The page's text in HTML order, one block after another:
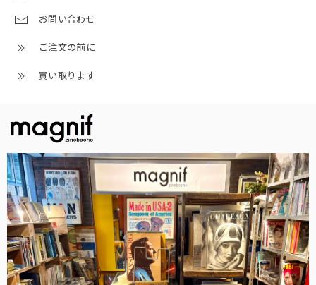
お問い合わせ
ご注文の前に
買い取ります